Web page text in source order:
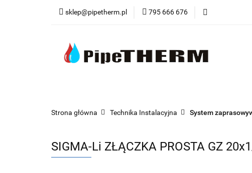
sklep@pipetherm.pl 795 666 676
Kategorie
Narzędzia
Strona główna Technika Instalacyjna System
SIGMA-Li ZŁĄCZKA PROSTA GZ